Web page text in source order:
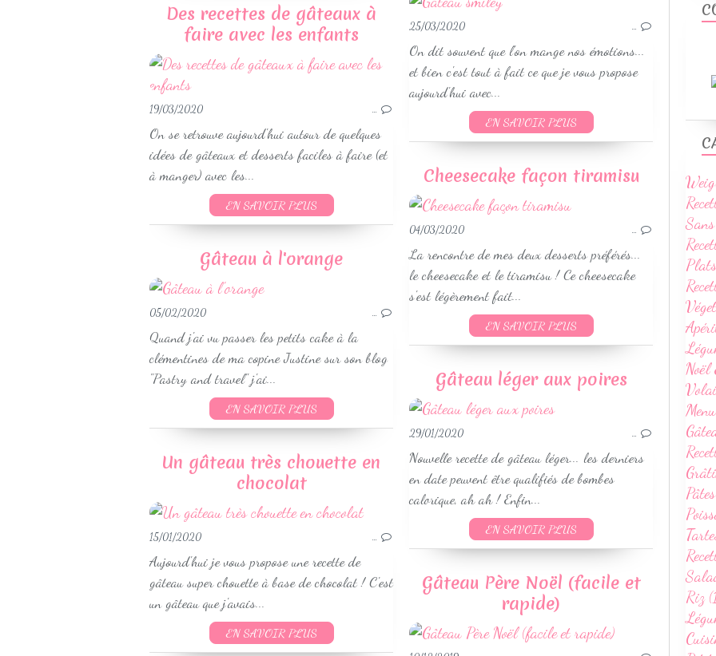
25/03/2020 …
On dit souvent que l'on mange nos émotions...
et bien c'est tout à fait ce que je vous propose
aujourd'hui avec...
EN SAVOIR PLUS
Des recettes de gâteaux à
faire avec les enfants
GÂTEAUX
BISCUITS & SABLÉS
PETITS GÂTEAUX
19/03/2020 …
On se retrouve aujourd'hui autour de quelques
idées de gâteaux et desserts faciles à faire (et
à manger) avec les...
EN SAVOIR PLUS
Cheesecake façon tiramisu
04/03/2020 …
La rencontre de mes deux desserts préférés...
le cheesecake et le tiramisu ! Ce cheesecake
s'est légèrement fait...
EN SAVOIR PLUS
Gâteau à l'orange
PETITS GÂTEAUX
WEIGHTWATCHERS
RECETTES HIVER
05/02/2020 …
Quand j'ai vu passer les petits cake à la
clémentines de ma copine Justine sur son blog
"Pastry and travel" j'ai...
EN SAVOIR PLUS
Gâteau léger aux poires
29/01/2020 …
Nouvelle recette de gâteau léger... les derniers
en date peuvent être qualifiés de bombes
calorique, ah ah ! Enfin...
EN SAVOIR PLUS
Un gâteau très chouette en
chocolat
GÂTEAUX
15/01/2020 …
Aujourd'hui je vous propose une recette de
gâteau super chouette à base de chocolat ! C'est
un gâteau que j'avais...
EN SAVOIR PLUS
Gâteau Père Noël (facile et
rapide)
Noël
Riz